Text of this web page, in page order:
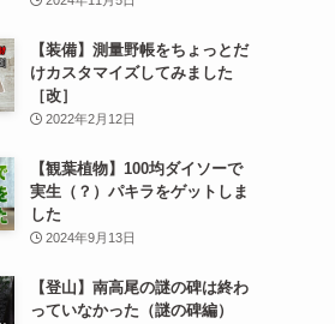
【装備】測量野帳をちょっとだ
けカスタマイズしてみました
［改］
2022年2月12日
【観葉植物】100均ダイソーで
実生（？）パキラをゲットしま
した
2024年9月13日
【登山】南高尾の謎の碑は終わ
っていなかった（謎の碑編）